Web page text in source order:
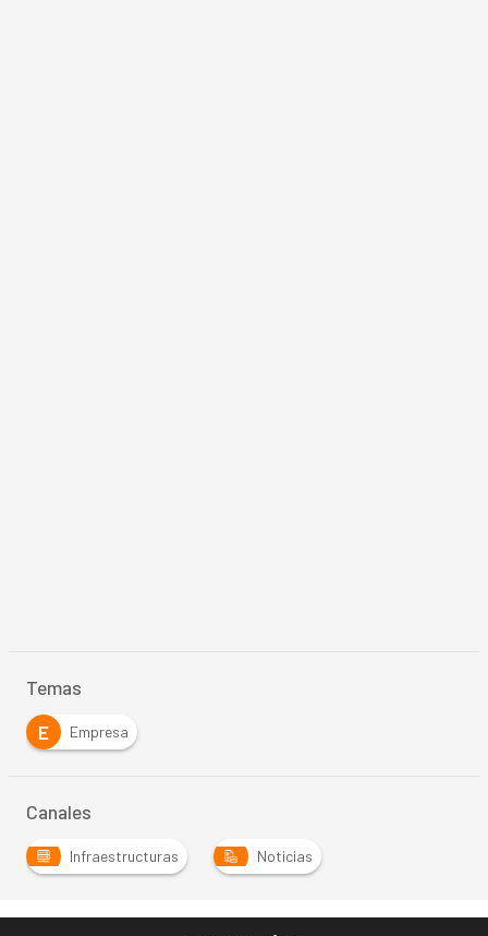
Temas
E
Empresa
Canales
Infraestructuras Noticias